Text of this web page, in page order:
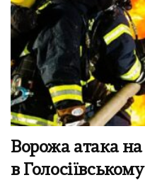
Ворожа атака
в